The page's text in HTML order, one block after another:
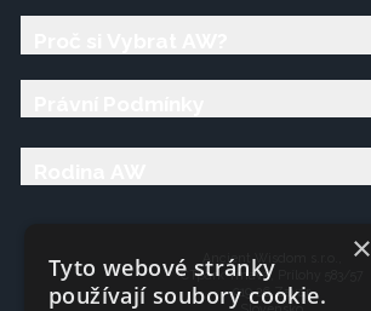
Ancient Wisdom s.r.o.,
CTpark Trnava, Prílohy 583/57
919 26 Zavar
×
Tyto webové stránky
používají soubory cookie.